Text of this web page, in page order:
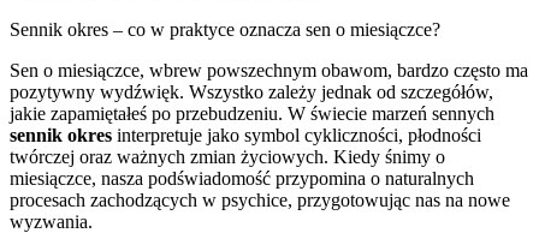
Sennik okres – co w praktyce oznacza sen o miesiączce?
Sen o miesiączce, wbrew powszechnym obawom, bardzo często ma
pozytywny wydźwięk. Wszystko zależy jednak od szczegółów,
jakie zapamiętałeś po przebudzeniu. W świecie marzeń sennych
sennik okres interpretuje jako symbol cykliczności, płodności
twórczej oraz ważnych zmian życiowych. Kiedy śnimy o
miesiączce, nasza podświadomość przypomina o naturalnych
procesach zachodzących w psychice, przygotowując nas na nowe
wyzwania.